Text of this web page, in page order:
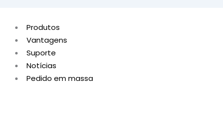
Produtos
Vantagens
Suporte
Notícias
Pedido em massa